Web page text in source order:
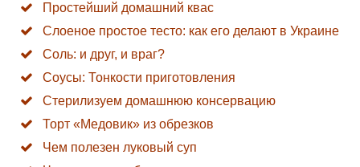
Простейший домашний квас
Слоеное простое тесто: как его делают в Украине
Соль: и друг, и враг?
Соусы: Тонкости приготовления
Стерилизуем домашнюю консервацию
Торт «Медовик» из обрезков
Чем полезен луковый суп